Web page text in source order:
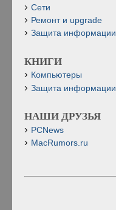
Сети
Ремонт и upgrade
Защита информации
КНИГИ
Компьютеры
Защита информации
НАШИ ДРУЗЬЯ
PCNews
MacRumors.ru